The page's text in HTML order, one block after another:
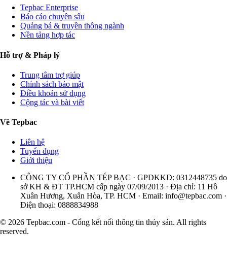
Tepbac Enterprise
Báo cáo chuyên sâu
Quảng bá & truyền thông ngành
Nền tảng hợp tác
Hỗ trợ & Pháp lý
Trung tâm trợ giúp
Chính sách bảo mật
Điều khoản sử dụng
Cộng tác và bài viết
Về Tepbac
Liên hệ
Tuyển dụng
Giới thiệu
CÔNG TY CỔ PHẦN TÉP BẠC · GPDKKD: 0312448735 do
sở KH & ĐT TP.HCM cấp ngày 07/09/2013 · Địa chỉ: 11 Hồ
Xuân Hương, Xuân Hòa, TP. HCM · Email: info@tepbac.com ·
Điện thoại: 0888834988
© 2026 Tepbac.com - Cổng kết nối thông tin thủy sản. All rights
reserved.